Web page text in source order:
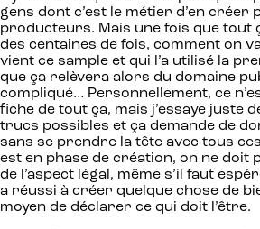
gens dont c’est le métier d’en créer
producteurs. Mais une fois que tout
des centaines de fois, comment on
vient ce sample et qui l’a utilisé la
que ça relèvera alors du domaine
compliqué… Personnellement, ce
fiche de tout ça, mais j’essaye juste
trucs possibles et ça demande de
sans se prendre la tête avec tous
est en phase de création, on ne doit
de l’aspect légal, même s’il faut
a réussi à créer quelque chose de
moyen de déclarer ce qui doit l’être.